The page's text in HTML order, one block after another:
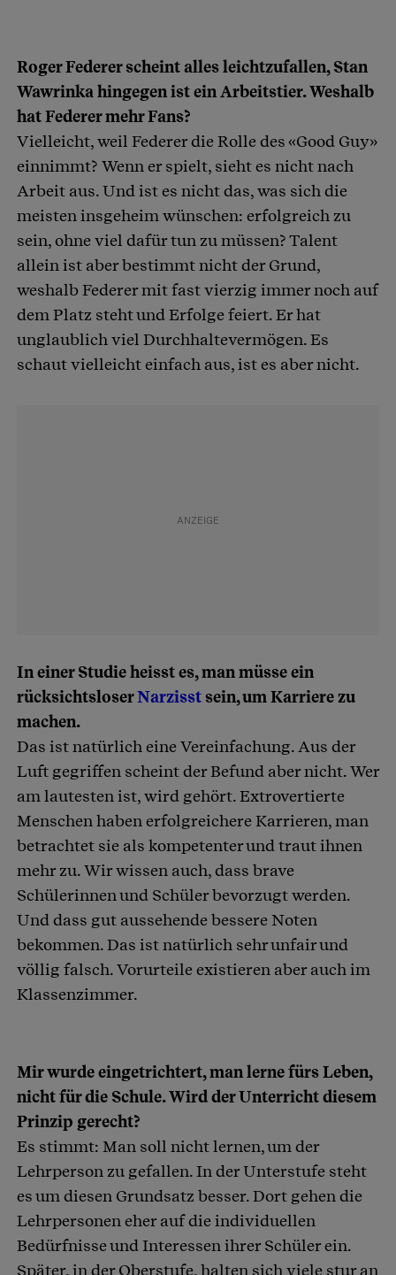
Roger Federer scheint alles leichtzufallen, Stan
Wawrinka hingegen ist ein Arbeitstier. Weshalb
hat Federer mehr Fans?
Vielleicht, weil Federer die Rolle des «Good Guy»
einnimmt? Wenn er spielt, sieht es nicht nach
Arbeit aus. Und ist es nicht das, was sich die
meisten insgeheim wünschen: erfolgreich zu
sein, ohne viel dafür tun zu müssen? Talent
allein ist aber bestimmt nicht der Grund,
weshalb Federer mit fast vierzig immer noch auf
dem Platz steht und Erfolge feiert. Er hat
unglaublich viel Durchhaltevermögen. Es
schaut vielleicht einfach aus, ist es aber nicht.
In einer Studie heisst es, man müsse ein
rücksichtsloserNarzisst sein, um Karriere zu
machen.
Das ist natürlich eine Vereinfachung. Aus der
Luft gegriffen scheint der Befund aber nicht. Wer
am lautesten ist, wird gehört. Extrovertierte
Menschen haben erfolgreichere Karrieren, man
betrachtet sie als kompetenter und traut ihnen
mehr zu. Wir wissen auch, dass brave
Schülerinnen und Schüler bevorzugt werden.
Und dass gut aussehende bessere Noten
bekommen. Das ist natürlich sehr unfair und
völlig falsch. Vorurteile existieren aber auch im
Klassenzimmer.
Mir wurde eingetrichtert, man lerne fürs Leben,
nicht für die Schule. Wird der Unterricht diesem
Prinzip gerecht?
Es stimmt: Man soll nicht lernen, um der
Lehrperson zu gefallen. In der Unterstufe steht
es um diesen Grundsatz besser. Dort gehen die
Lehrpersonen eher auf die individuellen
Bedürfnisse und Interessen ihrer Schüler ein.
Später, in der Oberstufe, halten sich viele stur an